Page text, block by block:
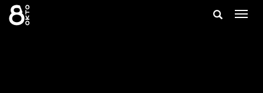
Zum
Inhalt
springen
Suche